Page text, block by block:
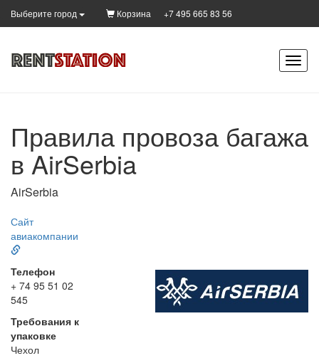
Выберите город Корзина +7 495 665 83 56
Правила провоза багажа
в AirSerbia
AirSerbia
Сайт
авиакомпании
Телефон
+ 74 95 51 02
545
Требования к
упаковке
Чехол